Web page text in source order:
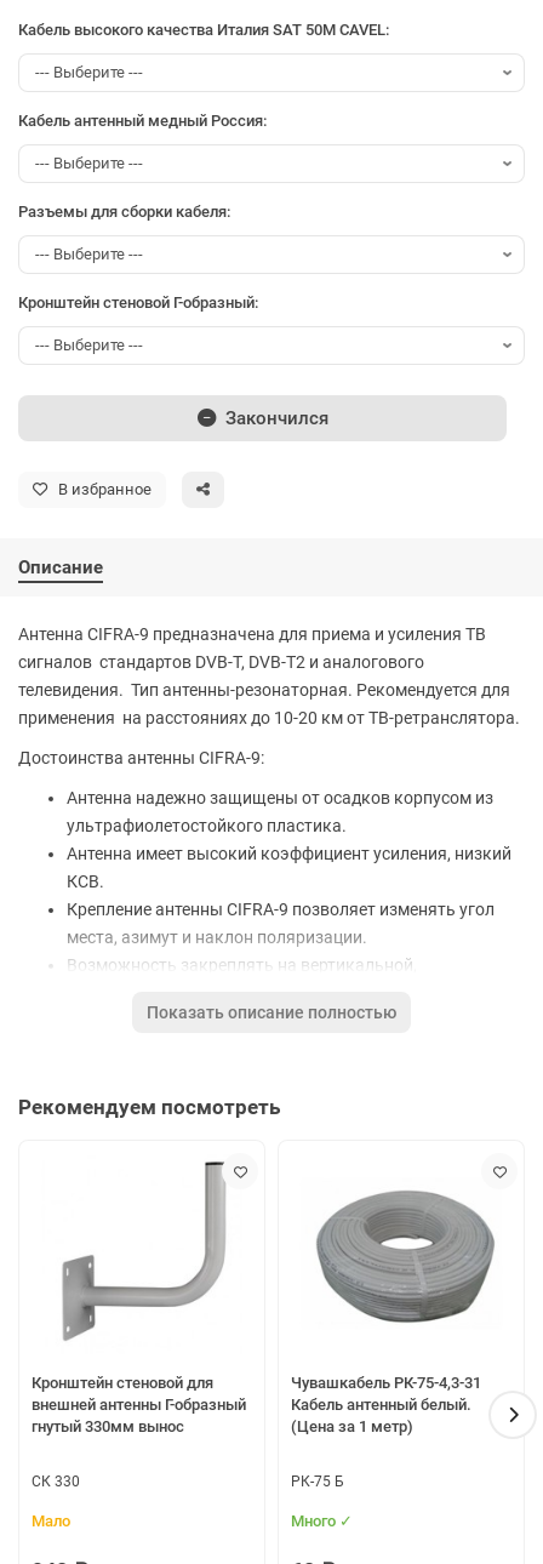
Кабель высокого качества Италия SAT 50M CAVEL:
Кабель антенный медный Россия:
Разъемы для сборки кабеля:
Кронштейн стеновой Г-образный:
Закончился
В избранное
Описание
Антенна CIFRA-9 предназначена для приема и усиления ТВ
сигналов стандартов DVB-T, DVB-T2 и аналогового
телевидения. Тип антенны-резонаторная. Рекомендуется для
применения на расстояниях до 10-20 км от ТВ-ретранслятора.
Достоинства антенны CIFRA-9:
Антенна надежно защищены от осадков корпусом из
ультрафиолетостойкого пластика.
Антенна имеет высокий коэффициент усиления, низкий
КСВ.
Крепление антенны CIFRA-9 позволяет изменять угол
места, азимут и наклон поляризации.
Возможность закреплять на вертикальной,
Мачтовое крепление
Упаковка из микрогофрокартона
Электрические характеристики
Рабочий диапазон частот, МГц
Ширина ДН в Н-плоскости, град
Входное сопротивление, Ом
Показать описание полностью
Рекомендуем посмотреть
Кронштейн стеновой для
внешней антенны Г-образный
гнутый 330мм вынос
СК 330
Мало
Чувашкабель РК-75-4,3-31
Кабель антенный белый.
(Цена за 1 метр)
РК-75 Б
Много ✓